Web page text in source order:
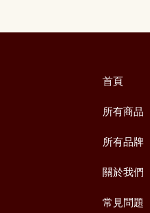
首頁
所有商品
所有品牌
關於我們
常見問題